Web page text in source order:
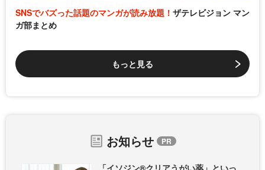
SNSでバズった話題のマンガが読み放題！ ザテレビジョン マン
ガ部まとめ
もっと見る
お知らせ
「イソジン®クリアうがい薬」といっ